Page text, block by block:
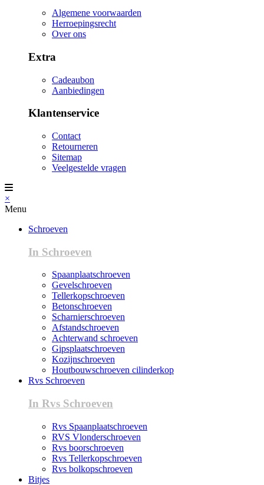
Algemene voorwaarden
Herroepingsrecht
Over ons
Extra
Cadeaubon
Aanbiedingen
Klantenservice
Contact
Retourneren
Sitemap
Veelgestelde vragen
×
Menu
Schroeven
In Schroeven
Spaanplaatschroeven
Gevelschroeven
Tellerkopschroeven
Betonschroeven
Scharnierschroeven
Afstandschroeven
Achterwand schroeven
Gipsplaatschroeven
Kozijnschroeven
Houtbouwschroeven cilinderkop
Rvs Schroeven
In Rvs Schroeven
Rvs Spaanplaatschroeven
RVS Vlonderschroeven
Rvs boorschroeven
Rvs Tellerkopschroeven
Rvs bolkopschroeven
Bitjes